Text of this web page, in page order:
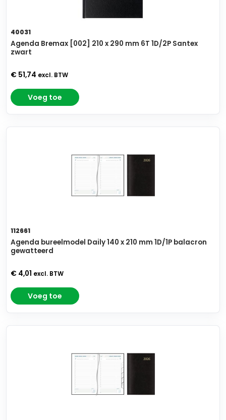
40031
Agenda Bremax [002] 210 x 290 mm 6T 1D/2P Santex
zwart
€ 51,74 excl. BTW
Voeg toe
112661
Agenda bureelmodel Daily 140 x 210 mm 1D/1P balacron
gewatteerd
€ 4,01 excl. BTW
Voeg toe